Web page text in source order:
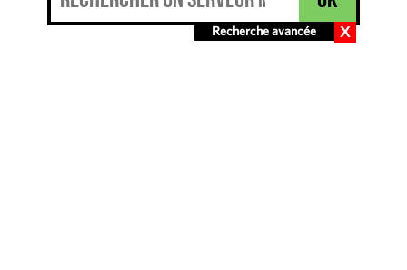
Recherche avancée